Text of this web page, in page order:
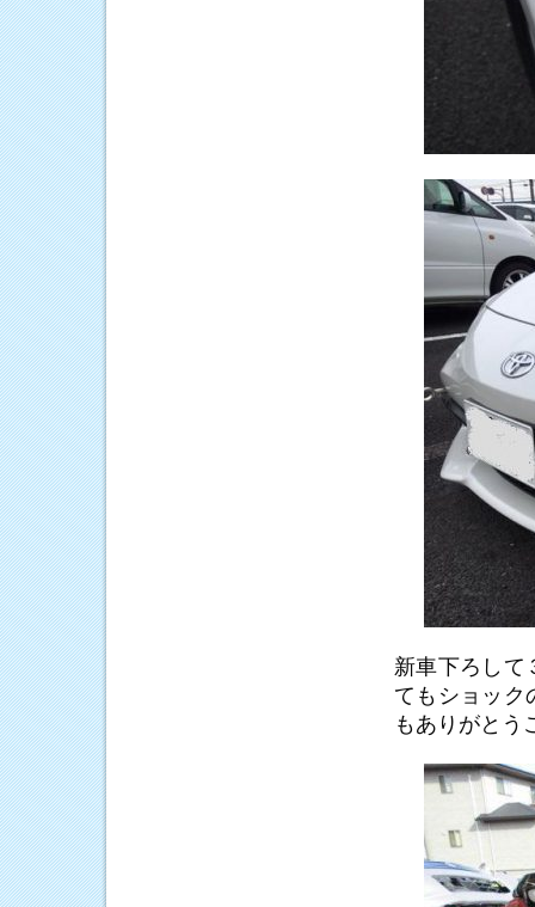
新車下ろし
てもショック
もありがとう